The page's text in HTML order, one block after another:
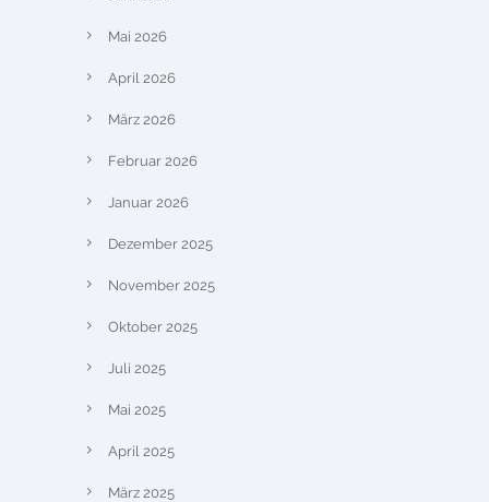
Mai 2026
April 2026
März 2026
Februar 2026
Januar 2026
Dezember 2025
November 2025
Oktober 2025
Juli 2025
Mai 2025
April 2025
März 2025